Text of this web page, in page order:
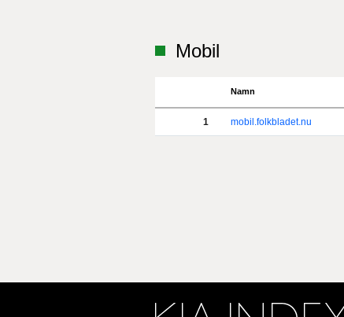
Mobil
Namn
1 mobil.folkbladet.nu